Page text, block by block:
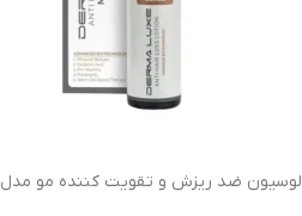
لوسیون ضد ریزش و تقویت کننده مو مدل Minoxidil درمالوکس | 75 میل